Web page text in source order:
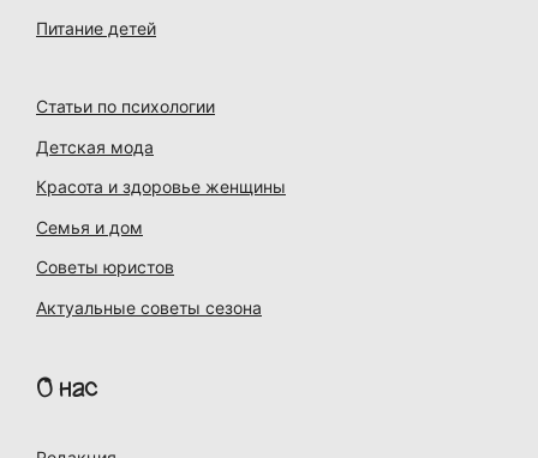
Питание детей
Статьи по психологии
Детская мода
Красота и здоровье женщины
Семья и дом
Советы юристов
Актуальные советы сезона
О нас